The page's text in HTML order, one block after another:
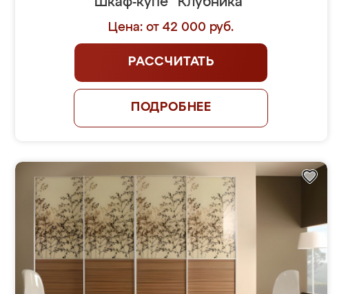
Цена: от 42 000 руб.
РАССЧИТАТЬ
ПОДРОБНЕЕ